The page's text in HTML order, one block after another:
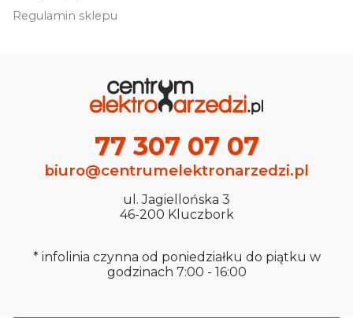
Regulamin sklepu
77 307 07 07
biuro@centrumelektronarzedzi.pl
ul. Jagiellońska 3
46-200 Kluczbork
* infolinia czynna od poniedziałku do piątku w
godzinach 7:00 - 16:00